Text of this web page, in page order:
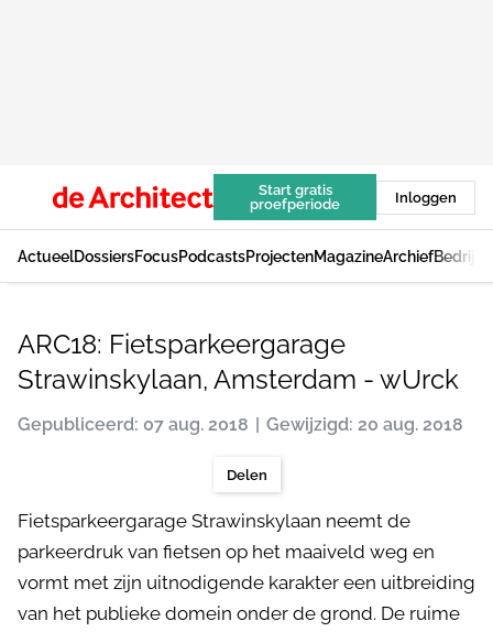
Start gratis
proefperiode
Inloggen
ActueelDossiersFocusPodcastsProjectenMagazineArchief
ARC18: Fietsparkeergarage
Strawinskylaan, Amsterdam - wUrck
Gepubliceerd: 07 aug. 2018 Gewijzigd: 20 aug. 2018
Delen
Fietsparkeergarage Strawinskylaan neemt de
parkeerdruk van fietsen op het maaiveld weg en
vormt met zijn uitnodigende karakter een uitbreiding
van het publieke domein onder de grond. De ruime